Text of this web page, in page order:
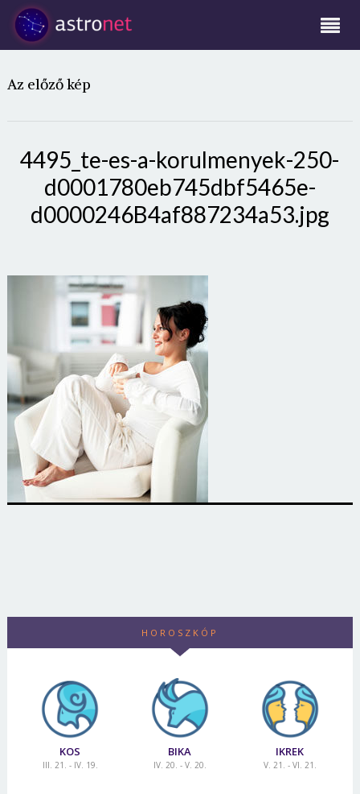
Az előző kép
4495_te-es-a-korulmenyek-250-
d0001780eb745dbf5465e-
d0000246B4af887234a53.jpg
HOROSZKÓP
KOS
III. 21. - IV. 19.
BIKA
IV. 20. - V. 20.
IKREK
V. 21. - VI. 21.